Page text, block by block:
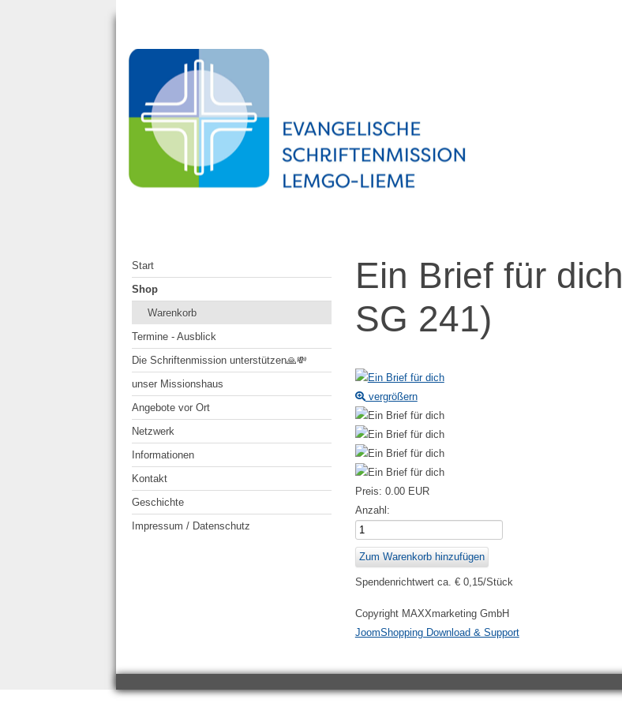
Start
Shop
Warenkorb
Termine - Ausblick
Die Schriftenmission unterstützen🙏💸
unser Missionshaus
Angebote vor Ort
Netzwerk
Informationen
Kontakt
Geschichte
Impressum / Datenschutz
Ein Brief für dich
SG 241)
vergrößern
Preis: 0.00 EUR
Anzahl:
Spendenrichtwert ca. € 0,15/Stück
Copyright MAXXmarketing GmbH
JoomShopping Download & Support